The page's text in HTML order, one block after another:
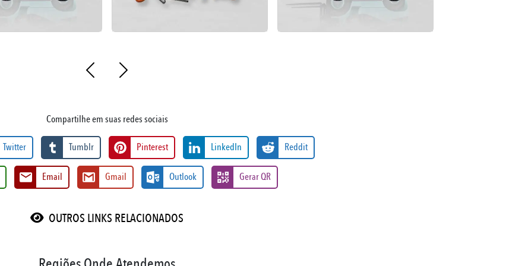
Compartilhe em suas redes sociais
Twitter Tumblr Pinterest LinkedIn Reddit
Email Gmail Outlook Gerar QR
OUTROS LINKS RELACIONADOS